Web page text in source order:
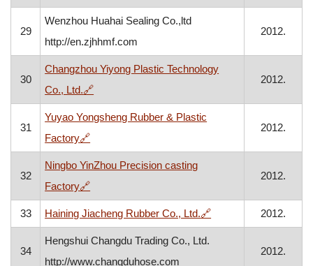
29
Wenzhou Huahai Sealing Co.,ltd
http://en.zjhhmf.com
2012.
30
Changzhou Yiyong Plastic Technology
Co., Ltd.🔗, otvara se u novom prozoru
2012.
31
Yuyao Yongsheng Rubber & Plastic
Factory🔗, otvara se u novom prozoru
2012.
32
Ningbo YinZhou Precision casting
Factory🔗, otvara se u novom prozoru
2012.
33 Haining Jiacheng Rubber Co., Ltd.🔗, otvara se u novom
2012.
34
Hengshui Changdu Trading Co., Ltd.
http://www.changduhose.com
2012.